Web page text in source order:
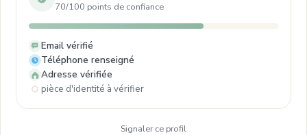
70/100 points de confiance
Email vérifié
Téléphone renseigné
Adresse vérifiée
pièce d'identité à vérifier
Signaler ce profil